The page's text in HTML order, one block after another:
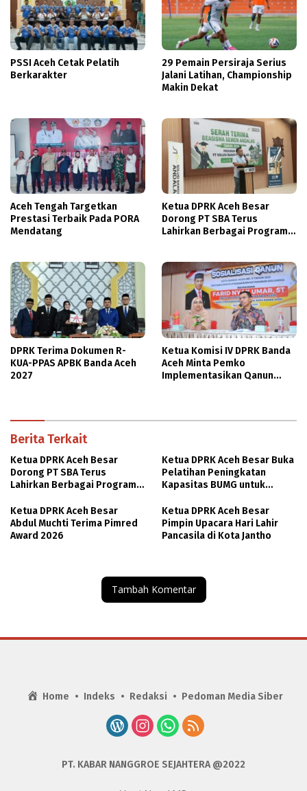
PSSI Aceh Cetak Pelatih
Berkarakter
29 Pemain Persiraja Serius
Jalani Latihan, Championship
Makin Dekat
Aceh Tengah Targetkan
Prestasi Terbaik Pada PORA
Mendatang
Ketua DPRK Aceh Besar
Dorong PT SBA Terus
Lahirkan Berbagai Program
DPRK Terima Dokumen R-
KUA-PPAS APBK Banda Aceh
2027
Ketua Komisi IV DPRK Banda
Aceh Minta Pemko
Implementasikan Qanun
Berita Terkait
Ketua DPRK Aceh Besar
Dorong PT SBA Terus
Lahirkan Berbagai Program
Ketua DPRK Aceh Besar Buka
Pelatihan Peningkatan
Kapasitas BUMG untuk
Ketua DPRK Aceh Besar
Abdul Muchti Terima Pimred
Award 2026
Ketua DPRK Aceh Besar
Pimpin Upacara Hari Lahir
Pancasila di Kota Jantho
Tambah Komentar
Home Indeks Redaksi Pedoman Media Siber
PT. KABAR NANGGROE SEJAHTERA @2022